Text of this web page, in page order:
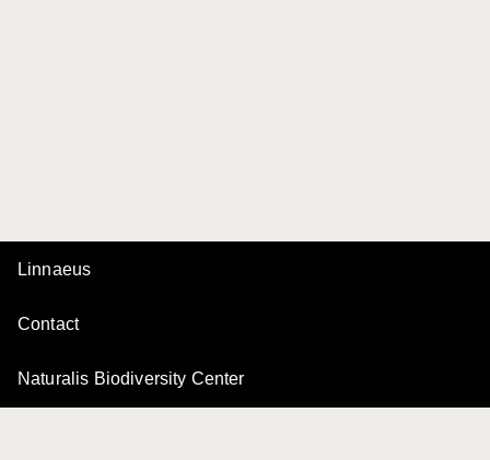
Linnaeus
Contact
Naturalis Biodiversity Center